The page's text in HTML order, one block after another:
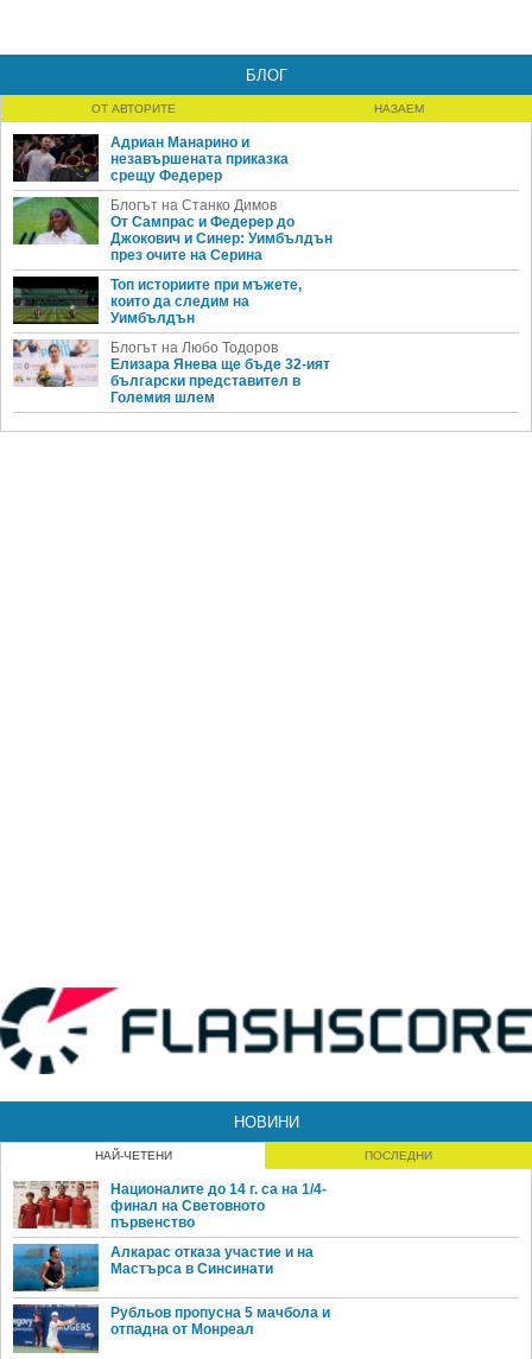
БЛОГ
ОТ АВТОРИТЕ НАЗАЕМ
Адриан Манарино и
незавършената приказка
срещу Федерер
Блогът на Станко Димов
От Сампрас и Федерер до
Джокович и Синер: Уимбълдън
през очите на Серина
Топ историите при мъжете,
които да следим на
Уимбълдън
Блогът на Любо Тодоров
Елизара Янева ще бъде 32-ият
български представител в
Големия шлем
НОВИНИ
НАЙ-ЧЕТЕНИ ПОСЛЕДНИ
Националите до 14 г. са на 1/4-
финал на Световното
първенство
Алкарас отказа участие и на
Мастърса в Синсинати
Рубльов пропусна 5 мачбола и
отпадна от Монреал